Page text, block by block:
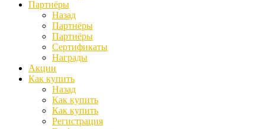
Партнёры
Назад
Партнёры
Партнёры
Сертификаты
Награды
Акции
Как купить
Назад
Как купить
Как купить
Регистрация